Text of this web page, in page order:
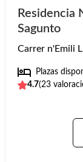
Residencia
Sagunto
Carrer n'Emili
Plazas
4.7(23